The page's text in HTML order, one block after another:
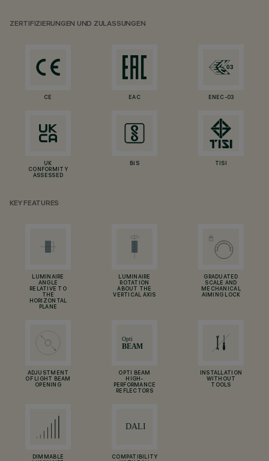
ZERTIFIZIERUNGEN UND ZULASSUNGEN
CE EAC ENEC-03
UK
CONFORMITY
ASSESSED
BIS TISI
KEY FEATURES
LUMINAIRE
ANGLE
RELATIVE TO
THE
HORIZONTAL
PLANE
LUMINAIRE
ROTATION
ABOUT THE
VERTICAL AXIS
GRADUATED
SCALE AND
MECHANICAL
AIMING LOCK
ADJUSTMENT
OF LIGHT BEAM
OPENING
OPTI BEAM
HIGH-
PERFORMANCE
REFLECTORS
INSTALLATION
WITHOUT
TOOLS
DIMMABLE
COMPATIBILITY